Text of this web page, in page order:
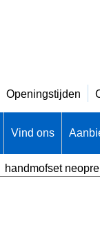
Openingstijden
Vind ons
handmofset